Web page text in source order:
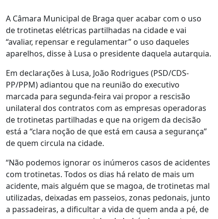
A Câmara Municipal de Braga quer acabar com o uso
de trotinetas elétricas partilhadas na cidade e vai
“avaliar, repensar e regulamentar” o uso daqueles
aparelhos, disse à Lusa o presidente daquela autarquia.
Em declarações à Lusa, João Rodrigues (PSD/CDS-
PP/PPM) adiantou que na reunião do executivo
marcada para segunda-feira vai propor a rescisão
unilateral dos contratos com as empresas operadoras
de trotinetas partilhadas e que na origem da decisão
está a “clara noção de que está em causa a segurança”
de quem circula na cidade.
“Não podemos ignorar os inúmeros casos de acidentes
com trotinetas. Todos os dias há relato de mais um
acidente, mais alguém que se magoa, de trotinetas mal
utilizadas, deixadas em passeios, zonas pedonais, junto
a passadeiras, a dificultar a vida de quem anda a pé, de